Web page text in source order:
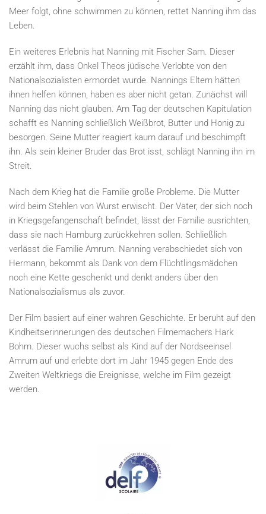
Meer folgt, ohne schwimmen zu können, rettet Nanning ihm das
Leben.
Ein weiteres Erlebnis hat Nanning mit Fischer Sam. Dieser
erzählt ihm, dass Onkel Theos jüdische Verlobte von den
Nationalsozialisten ermordet wurde. Nannings Eltern hätten
ihnen helfen können, haben es aber nicht getan. Zunächst will
Nanning das nicht glauben. Am Tag der deutschen Kapitulation
schafft es Nanning schließlich Weißbrot, Butter und Honig zu
besorgen. Seine Mutter reagiert kaum darauf und beschimpft
ihn. Als sein kleiner Bruder das Brot isst, schlägt Nanning ihn im
Streit.
Nach dem Krieg hat die Familie große Probleme. Die Mutter
wird beim Stehlen von Wurst erwischt. Der Vater, der sich noch
in Kriegsgefangenschaft befindet, lässt der Familie ausrichten,
dass sie nach Hamburg zurückkehren sollen. Schließlich
verlässt die Familie Amrum. Nanning verabschiedet sich von
Hermann, bekommt als Dank von dem Flüchtlingsmädchen
noch eine Kette geschenkt und denkt anders über den
Nationalsozialismus als zuvor.
Der Film basiert auf einer wahren Geschichte. Er beruht auf den
Kindheitserinnerungen des deutschen Filmemachers Hark
Bohm. Dieser wuchs selbst als Kind auf der Nordseeinsel
Amrum auf und erlebte dort im Jahr 1945 gegen Ende des
Zweiten Weltkriegs die Ereignisse, welche im Film gezeigt
werden.